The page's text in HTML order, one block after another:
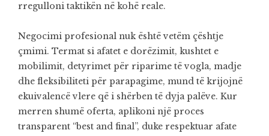
rregulloni taktikën në kohë reale.
Negocimi profesional nuk është vetëm çështje
çmimi. Termat si afatet e dorëzimit, kushtet e
mobilimit, detyrimet për riparime të vogla, madje
dhe fleksibiliteti për parapagime, mund të krijojnë
ekuivalencë vlere që i shërben të dyja palëve. Kur
merren shumë oferta, aplikoni një proces
transparent “best and final”, duke respektuar afate